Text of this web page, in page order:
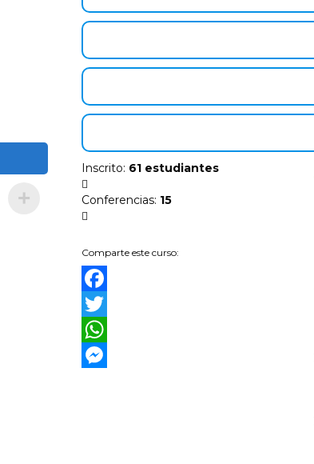
Inscrito: 61 estudiantes
Conferencias: 15
Comparte este curso:
Facebook
Twitter
WhatsApp